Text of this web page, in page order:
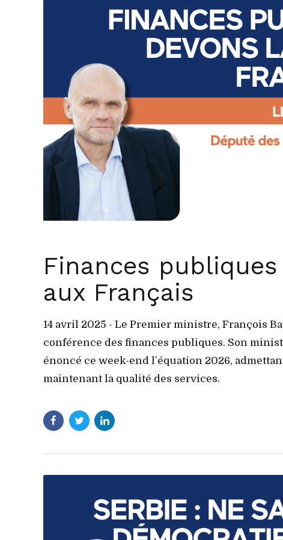
Finances
aux Français
14 avril 2025 - Le Premier ministre, François
conférence des finances publiques. Son
énoncé ce week-end l’équation 2026,
maintenant la qualité des services.